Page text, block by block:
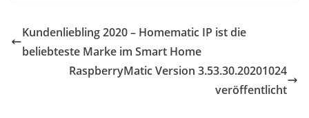
Kundenliebling 2020 – Homematic IP ist die
beliebteste Marke im Smart Home
RaspberryMatic Version 3.53.30.20201024
veröffentlicht